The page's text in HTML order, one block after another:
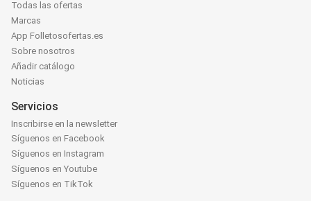
Todas las ofertas
Marcas
App Folletosofertas.es
Sobre nosotros
Añadir catálogo
Noticias
Servicios
Inscribirse en la newsletter
Síguenos en Facebook
Síguenos en Instagram
Síguenos en Youtube
Síguenos en TikTok